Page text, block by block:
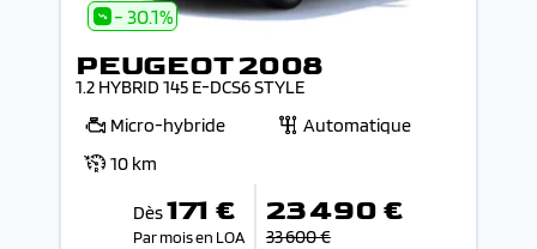
- 30.1%
PEUGEOT 2008
1.2 HYBRID 145 E-DCS6 STYLE
Micro-hybride
Automatique
10 km
Dès171 €
Par mois en LOA
23 490 €
33 600 €